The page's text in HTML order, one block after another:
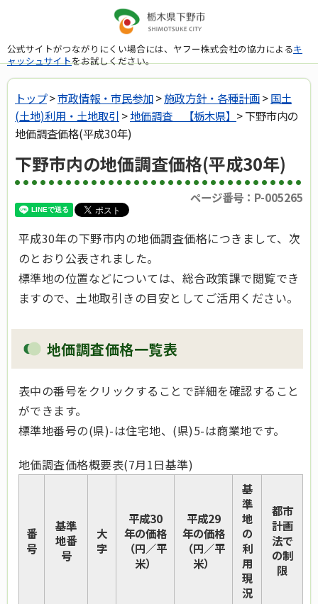
公式サイトがつながりにくい場合には、ヤフー株式会社の協力によるキ
ャッシュサイトをお試しください。
トップ>市政情報・市民参加>施政方針・各種計画>国土
(土地)利用・土地取引 >地価調査 【栃木県】 > 下野市内の
地価調査価格(平成30年)
下野市内の地価調査価格(平成30年)
ページ番号：P-005265
平成30年の下野市内の地価調査価格につきまして、次
のとおり公表されました。
標準地の位置などについては、総合政策課で閲覧でき
ますので、土地取引きの目安としてご活用ください。
地価調査価格一覧表
表中の番号をクリックすることで詳細を確認すること
ができます。
標準地番号の(県)-は住宅地、(県)5-は商業地です。
番
号
基準
地番
号
大
字
平成30
年の価格
（円／平
米）
平成29
年の価格
（円／平
米）
基
準
地
の
利
用
現
況
都市
計画
法で
の制
限
地価調査価格概要表(7月1日基準)